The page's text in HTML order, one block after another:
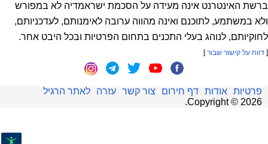
ברשת האינטרנט אינה מעידה על הסכמת ישראמדיה לא במפורש
ולא במשתמע, לתוכנם ואינה מהווה ערובה לאימנותם, לעדכניותם,
לחוקיותם, לנוהג בעלי התכנים בתחום הפרטיות ובכל היבט אחר.
[ דווח על קישור שבור]
פרטיות אודות דף חירום צור קשר עזרה
לאתר הרגיל
Copyright © 2026
.